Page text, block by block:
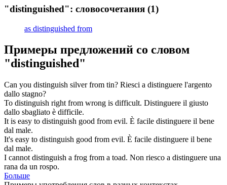
"distinguished": словосочетания (1)
as distinguished from
Примеры предложений со словом
"distinguished"
Can you distinguish silver from tin? Riesci a distinguere l'argento
dallo stagno?
To distinguish right from wrong is difficult. Distinguere il giusto
dallo sbagliato è difficile.
It is easy to distinguish good from evil. È facile distinguere il bene
dal male.
It's easy to distinguish good from evil. È facile distinguere il bene
dal male.
I cannot distinguish a frog from a toad. Non riesco a distinguere una
rana da un rospo.
Больше